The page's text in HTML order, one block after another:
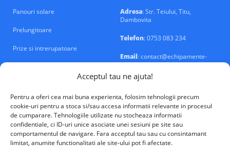
Acceptul tau ne ajuta!
Pentru a oferi cea mai buna experienta, folosim tehnologii precum
cookie-uri pentru a stoca si/sau accesa informatii relevante in procesul
de cumparare. Tehnologiile utilizate nu stocheaza informatii
confidentiale, ci ID-uri unice asociate unei sesiuni pe site sau
comportamentul de navigare. Fara acceptul tau sau cu consintamant
limitat, anumite functionalitati ale site-ului pot fi afectate.
Panouri solare
Prelungitoare
Prize si intrerupatoare
Adresa: Str. Teiului, Titu,
Dambovita
Telefon: 0753 083 234
Email: contact@echipamente-
electrice.ro
VALM Electrical Solutions © 2026